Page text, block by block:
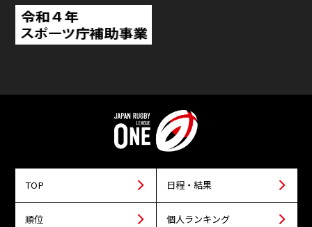
TOP 日程・結果
順位 個人ランキング